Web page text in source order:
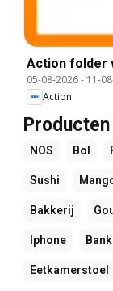
Action folder
05-08-2026- 11-
Action
NOS Bol
Sushi
Bakkerij
Iphone Bank
Eetkamerstoel